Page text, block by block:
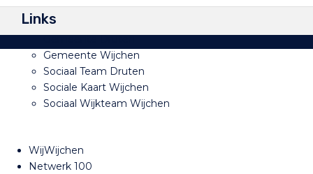
Links
Gemeente Druten
Gemeente Wijchen
Sociaal Team Druten
Sociale Kaart Wijchen
Sociaal Wijkteam Wijchen
WijWijchen
Netwerk 100